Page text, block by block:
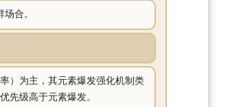
合。
）为主，其元素爆发强化机制类
先级高于元素爆发。